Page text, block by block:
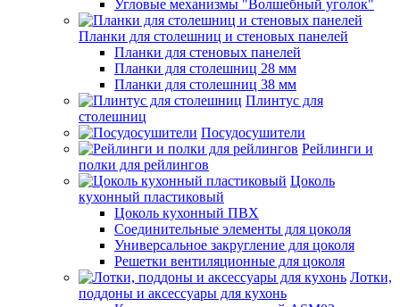
Угловые механизмы "Волшебный уголок"
Планки для столешниц и стеновых панелей
Планки для стеновых панелей
Планки для столешниц 28 мм
Планки для столешниц 38 мм
Плинтус для
столешниц
Посудосушители
Рейлинги и
полки для рейлингов
Цоколь
кухонный пластиковый
Цоколь кухонный ПВХ
Соединительные элементы для цоколя
Универсальное закругление для цоколя
Решетки вентиляционные для цоколя
Лотки,
поддоны и аксессуары для кухонь